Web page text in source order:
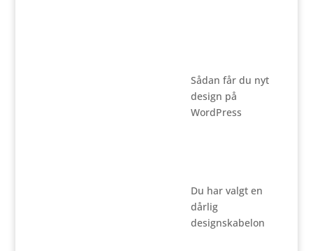
Sådan får du nyt
design på
WordPress
Du har valgt en
dårlig
designskabelon